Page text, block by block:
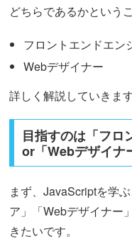
どちらであるかという
フロントエンドエン
Webデザイナー
詳しく解説していきます
目指すのは「フロ
or「Webデザイナ
まず、JavaScriptを学
ア」「Webデザイナー
きたいです。